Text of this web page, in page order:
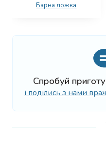
Барна ложка
Спробуй
і поділись з нами